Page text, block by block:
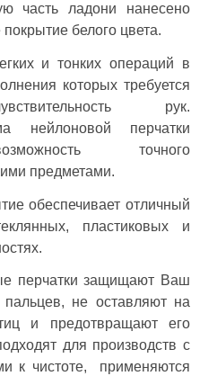
часть ладони нанесено
белого цвета.
и тонких операций в
которых требуется
рук.
нейлоновой перчатки
точного
предметами.
обеспечивает отличный
пластиковых и
перчатки защищают Ваш
пальцев, не оставляют на
и предотвращают его
для производств с
к чистоте, применяются